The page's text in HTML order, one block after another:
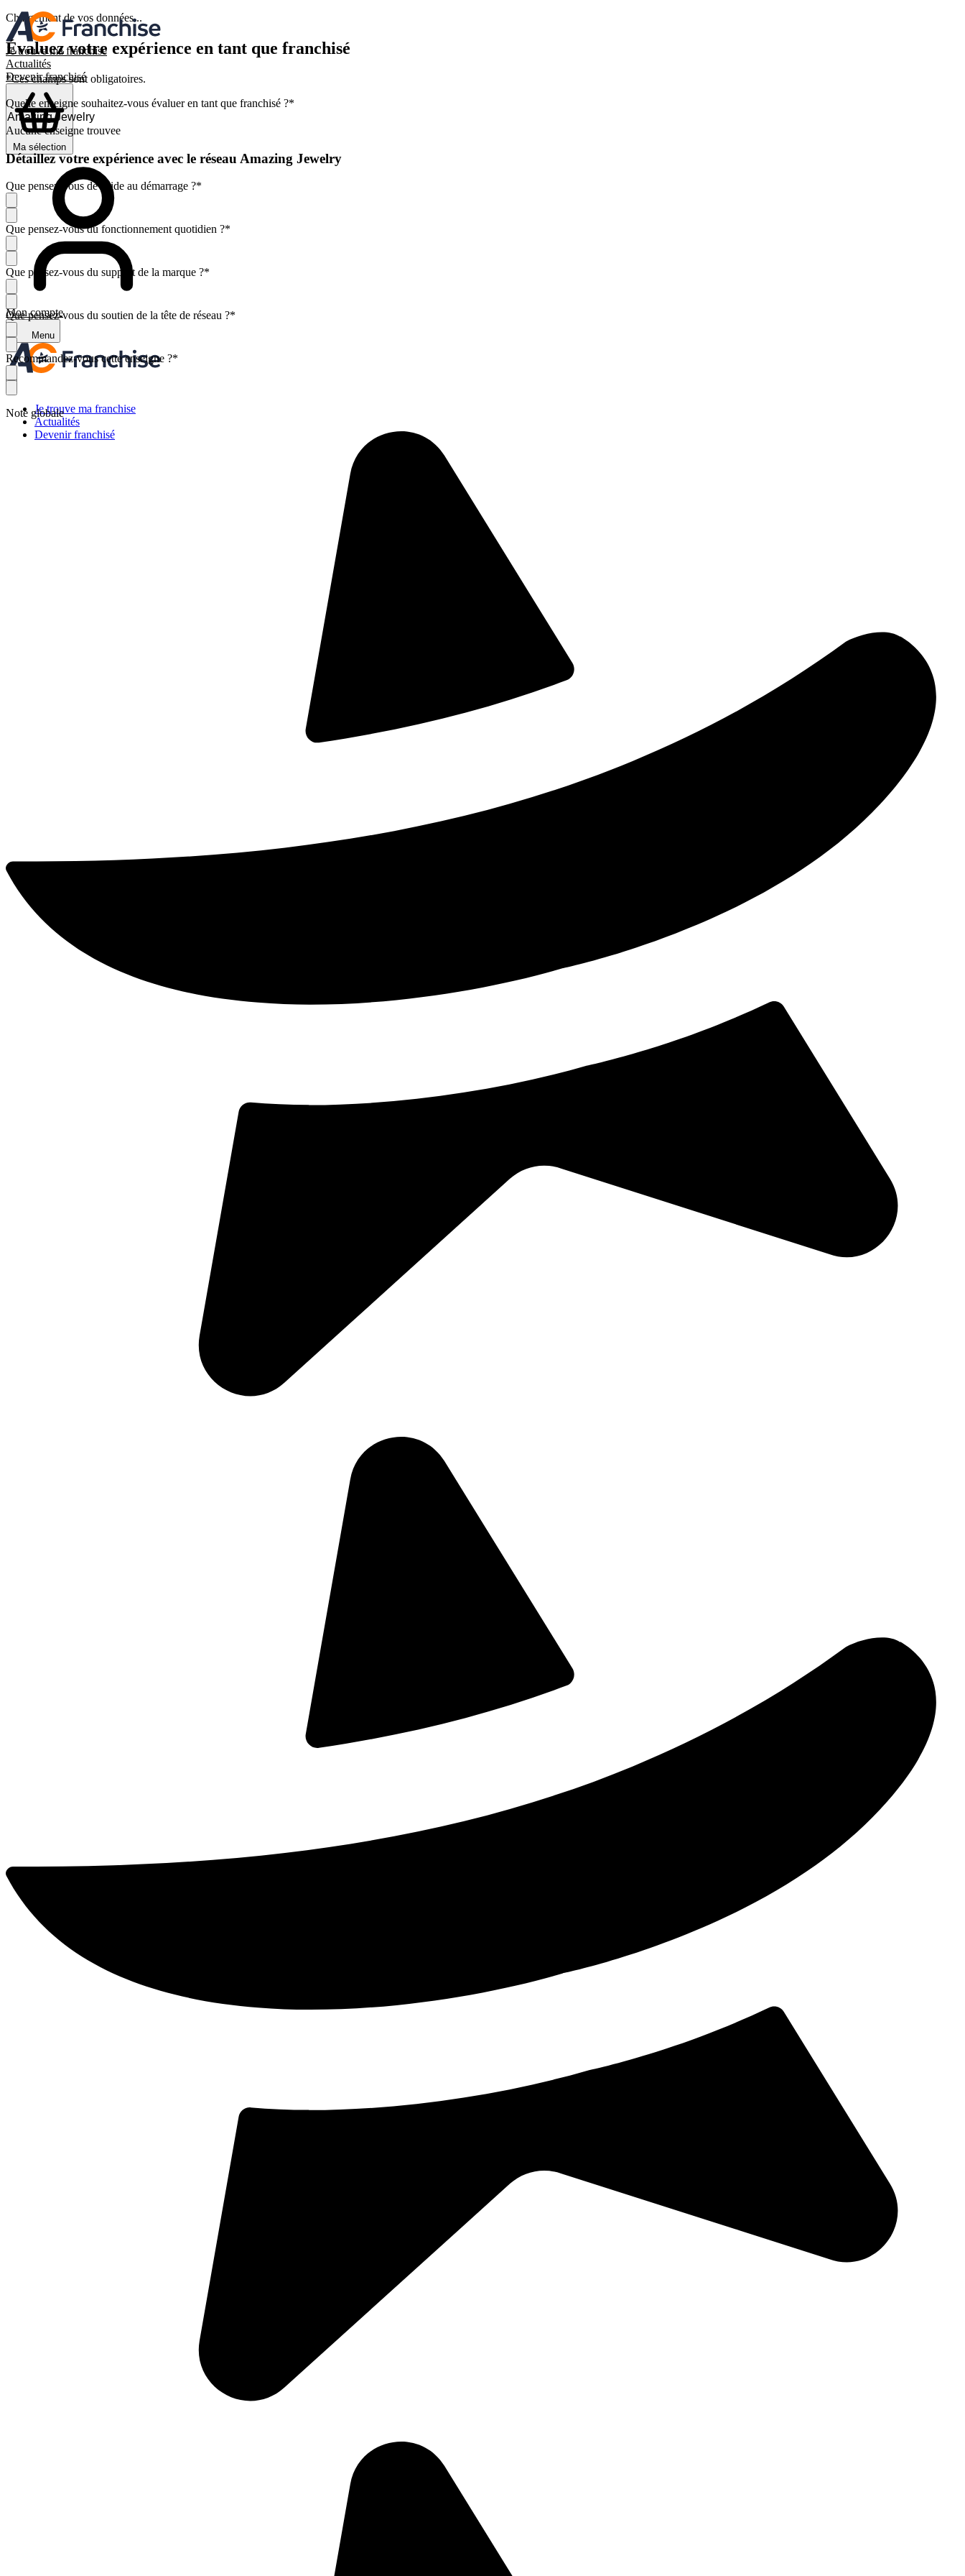
Je trouve ma franchise
Actualités
Devenir franchisé
Ma sélection
Mon compte
Menu
Je trouve ma franchise
Actualités
Devenir franchisé
Chargement de vos données...
Évaluez votre expérience en tant que franchisé
*Ces champs sont obligatoires.
Quelle enseigne souhaitez-vous évaluer en tant que franchisé ?*
Aucune enseigne trouvee
Détaillez votre expérience avec le réseau Amazing Jewelry
Que pensez-vous de l'aide au démarrage ?*
Que pensez-vous du fonctionnement quotidien ?*
Que pensez-vous du support de la marque ?*
Que pensez-vous du soutien de la tête de réseau ?*
Recommandez-vous cette enseigne ?*
Note globale